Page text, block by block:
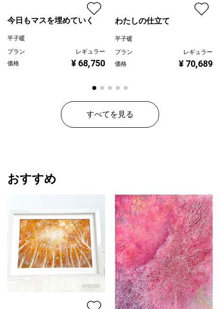
今日もマスを埋めていく
平子暖
プラン
レギュラー
価格
¥ 68,750
わたしの仕立て
平子暖
プラン
レギュラー
価格
¥ 70,689
すべてを見る
おすすめ